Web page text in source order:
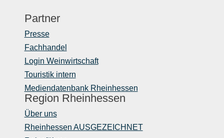
Partner
Presse
Fachhandel
Login Weinwirtschaft
Touristik intern
Mediendatenbank Rheinhessen
Region Rheinhessen
Über uns
Rheinhessen AUSGEZEICHNET